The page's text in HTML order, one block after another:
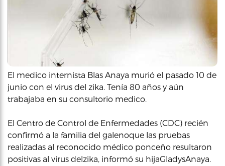
El medico internista Blas Anaya murió el pasado 10 de
junio con el virus del zika. Tenía 80 años y aún
trabajaba en su consultorio medico.
El Centro de Control de Enfermedades (CDC) recién
confirmó a la familia del galenoque las pruebas
realizadas al reconocido médico ponceño resultaron
positivas al virus delzika, informó su hijaGladysAnaya.